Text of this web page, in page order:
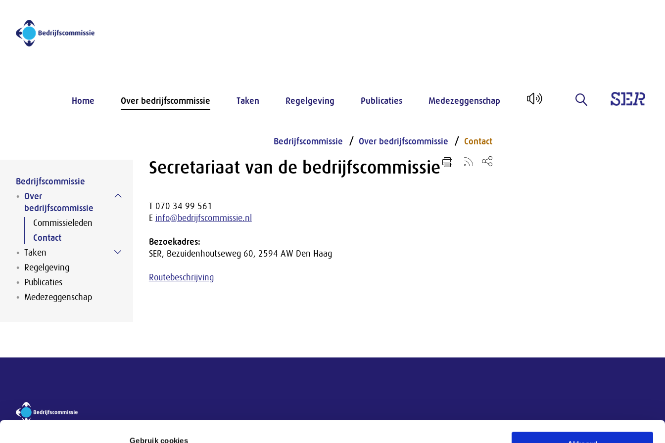
Gebruik cookies
Home Over bedrijfscommissie Taken Regelgeving Publicaties Medezeggenschap
Bedrijfscommissie
Over
bedrijfscommissie
Commissieleden
Contact
Taken
Regelgeving
Publicaties
Medezeggenschap
Bedrijfscommissie Over bedrijfscommissie Contact
Secretariaat van de bedrijfscommissie
T 070 34 99 561
E info@bedrijfscommissie.nl
Bezoekadres:
SER, Bezuidenhoutseweg 60, 2594 AW Den Haag
Routebeschrijving
Overige informatie